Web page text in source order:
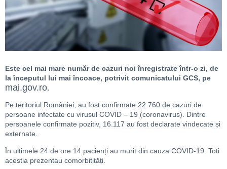
Este cel mai mare număr de cazuri noi înregistrate într-o zi, de
la începutul lui mai încoace, potrivit comunicatului GCS, pe
mai.gov.ro.
Pe teritoriul României, au fost confirmate 22.760 de cazuri de
persoane infectate cu virusul COVID – 19 (coronavirus). Dintre
persoanele confirmate pozitiv, 16.117 au fost declarate vindecate și
externate.
În ultimele 24 de ore 14 pacienți au murit din cauza COVID-19. Toti
acestia prezentau comorbitități.